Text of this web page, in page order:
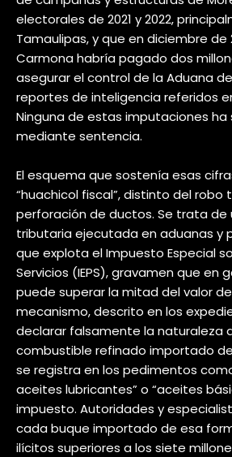
electorales de 2021 y 2022,
Tamaulipas, y que en diciembre de
Carmona habría pagado dos
asegurar el control de la Aduana
reportes de inteligencia referidos
Ninguna de estas imputaciones ha
mediante sentencia.
El esquema que sostenía esas
“huachicol fiscal”, distinto del robo
perforación de ductos. Se trata de
tributaria ejecutada en aduanas y
que explota el Impuesto Especial
Servicios (IEPS), gravamen que en
puede superar la mitad del valor
mecanismo, descrito en los
declarar falsamente la naturaleza
combustible refinado importado
se registra en los pedimentos
aceites lubricantes” o “aceites
impuesto. Autoridades y
cada buque importado de esa
ilícitos superiores a los siete